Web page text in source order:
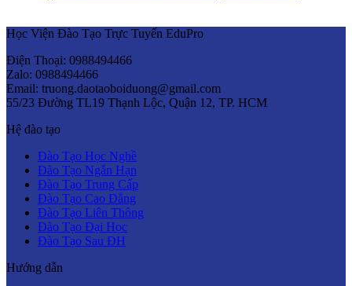
Học Viện Đào Tạo Trực Tuyến EduPro
Điện Thoại: 0988494466
Zalo: 0988494466
Email: truong.daotaoboiduong@gmail.com
55/23 Đường TL19 Thạnh Lộc, Quận 12, TP. HCM
Hệ đào tạo
Đào Tạo Học Nghề
Đào Tạo Ngắn Hạn
Đào Tạo Trung Cấp
Đào Tạo Cao Đẳng
Đào Tạo Liên Thông
Đào Tạo Đại Học
Đào Tạo Sau ĐH
Hướng dẫn